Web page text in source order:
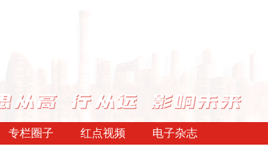
专栏圈子 红点视频 电子杂志